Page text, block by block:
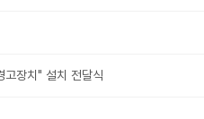
고장치" 설치 전달식